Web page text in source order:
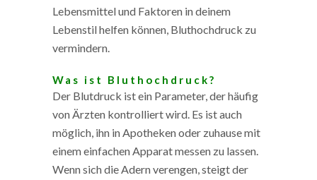
Lebensmittel und Faktoren in deinem
Lebenstil helfen können, Bluthochdruck zu
vermindern.
Was ist Bluthochdruck?
Der Blutdruck ist ein Parameter, der häufig
von Ärzten kontrolliert wird. Es ist auch
möglich, ihn in Apotheken oder zuhause mit
einem einfachen Apparat messen zu lassen.
Wenn sich die Adern verengen, steigt der